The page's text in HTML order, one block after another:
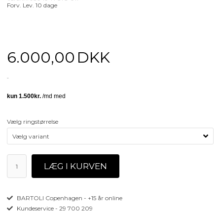
Forv. Lev. 10 dage
6.000,00 DKK
Vælg ringstørrelse
BARTOLI Copenhagen - +15 år online
Kundeservice - 29 700 209